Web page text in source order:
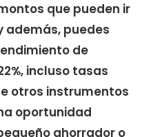
que pueden ir
además, puedes
de
incluso tasas
otros instrumentos
oportunidad
ahorrador o